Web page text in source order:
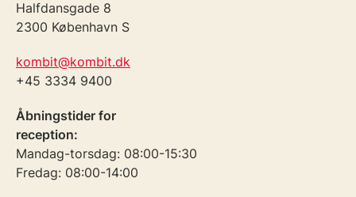
Halfdansgade 8
2300 København S
kombit@kombit.dk
+45 3334 9400
Åbningstider for
reception:
Mandag-torsdag: 08:00-15:30
Fredag: 08:00-14:00